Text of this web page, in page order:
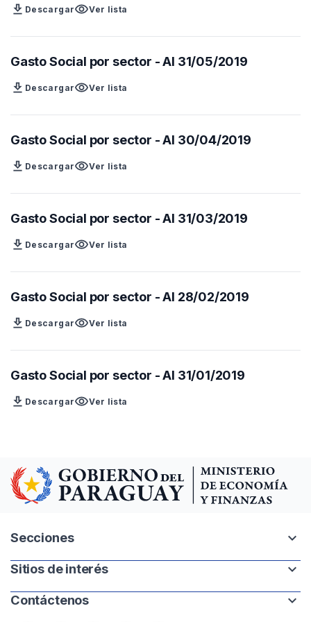
download DescargarvisibilityVer lista
Gasto Social por sector - Al 31/05/2019
download DescargarvisibilityVer lista
Gasto Social por sector - Al 30/04/2019
download DescargarvisibilityVer lista
Gasto Social por sector - Al 31/03/2019
download DescargarvisibilityVer lista
Gasto Social por sector - Al 28/02/2019
download DescargarvisibilityVer lista
Gasto Social por sector - Al 31/01/2019
download DescargarvisibilityVer lista
Secciones expand_more
Intranet
Mapa del sitio
Sitios de interés expand_more
Paraguay.gov.py
Contáctenos expand_more